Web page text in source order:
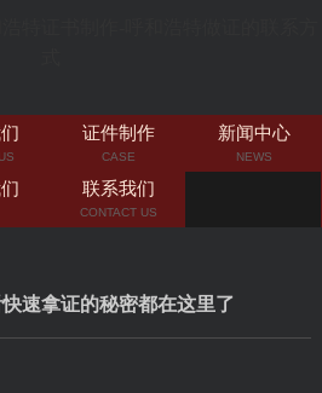
证件制作
CASE
新闻中心
NEWS
联系我们
CONTACT US
速拿证的秘密都在这里了